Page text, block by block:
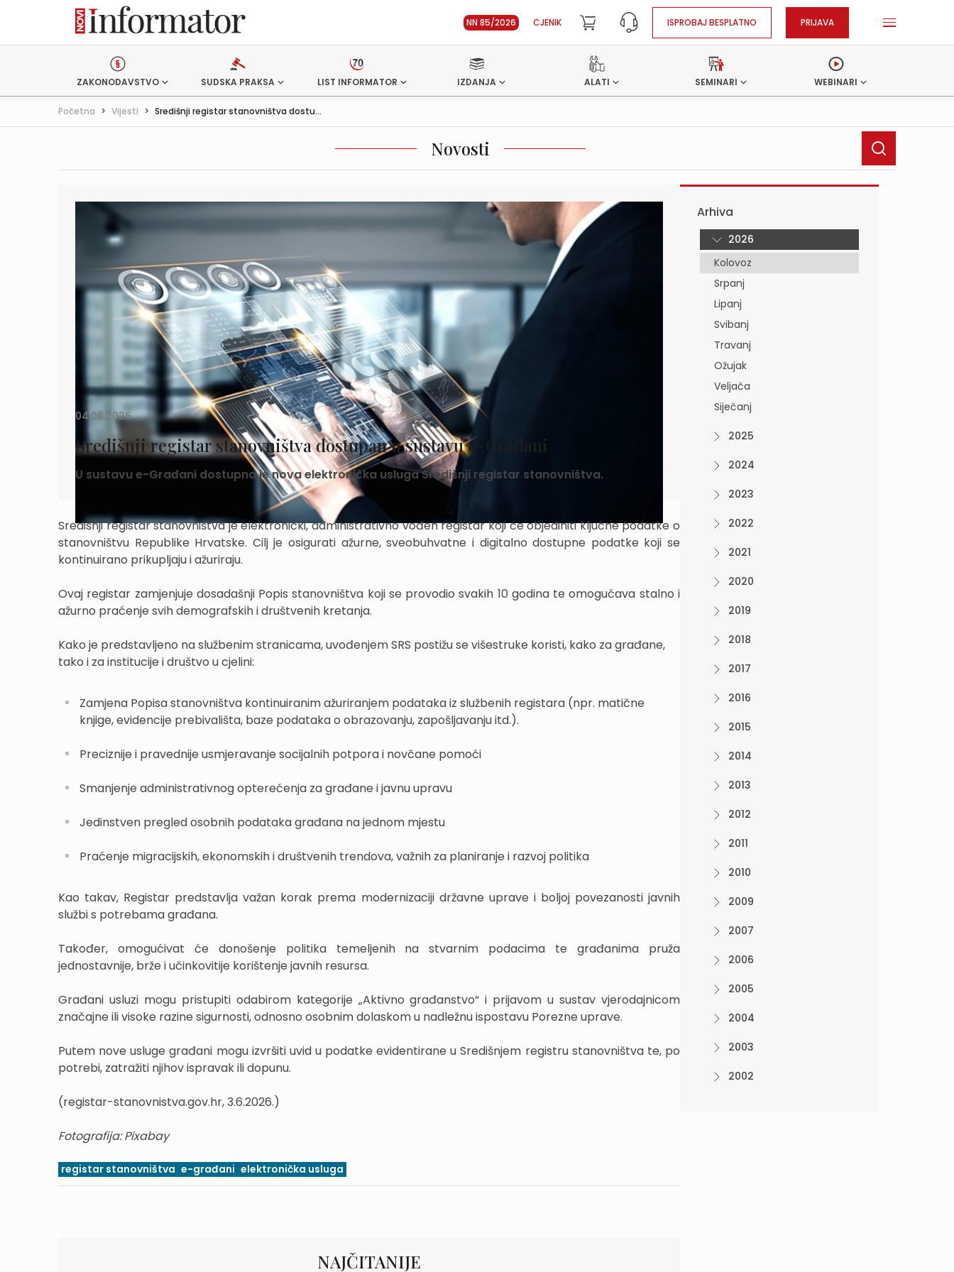
NN 85/2026 CJENIK ISPROBAJ BESPLATNO PRIJAVA
ZAKONODAVSTVO SUDSKA PRAKSA LIST INFORMATOR IZDANJA ALATI SEMINARI WEBINARI
Početna > Vijesti > Središnji registar stanovništva dostu...
Novosti
04.06.2026.
Središnji registar stanovništva dostupan u sustavu e-Građani
U sustavu e-Građani dostupna je nova elektronička usluga Središnji registar stanovništva.
Središnji registar stanovništva je elektronički, administrativno vođen registar koji će objediniti ključne podatke o
stanovništvu Republike Hrvatske. Cilj je osigurati ažurne, sveobuhvatne i digitalno dostupne podatke koji se
kontinuirano prikupljaju i ažuriraju.
Ovaj registar zamjenjuje dosadašnji Popis stanovništva koji se provodio svakih 10 godina te omogućava stalno i
ažurno praćenje svih demografskih i društvenih kretanja.
Kako je predstavljeno na službenim stranicama, uvođenjem SRS postižu se višestruke koristi, kako za građane,
tako i za institucije i društvo u cjelini:
Zamjena Popisa stanovništva kontinuiranim ažuriranjem podataka iz službenih registara (npr. matične
knjige, evidencije prebivališta, baze podataka o obrazovanju, zapošljavanju itd.).
Preciznije i pravednije usmjeravanje socijalnih potpora i novčane pomoći
Smanjenje administrativnog opterećenja za građane i javnu upravu
Jedinstven pregled osobnih podataka građana na jednom mjestu
Praćenje migracijskih, ekonomskih i društvenih trendova, važnih za planiranje i razvoj politika
Kao takav, Registar predstavlja važan korak prema modernizaciji državne uprave i boljoj povezanosti javnih
službi s potrebama građana.
Također, omogućivat će donošenje politika temeljenih na stvarnim podacima te građanima pruža
jednostavnije, brže i učinkovitije korištenje javnih resursa.
Građani usluzi mogu pristupiti odabirom kategorije „Aktivno građanstvo“ i prijavom u sustav vjerodajnicom
značajne ili visoke razine sigurnosti, odnosno osobnim dolaskom u nadležnu ispostavu Porezne uprave.
Putem nove usluge građani mogu izvršiti uvid u podatke evidentirane u Središnjem registru stanovništva te, po
potrebi, zatražiti njihov ispravak ili dopunu.
(registar-stanovnistva.gov.hr, 3.6.2026.)
Fotografija: Pixabay
registar stanovništva e-građani elektronička usluga
NAJČITANIJE
Arhiva
2026
Kolovoz
Srpanj
Lipanj
Svibanj
Travanj
Ožujak
Veljača
Siječanj
2025
2024
2023
2022
2021
2020
2019
2018
2017
2016
2015
2014
2013
2012
2011
2010
2009
2007
2006
2005
2004
2003
2002